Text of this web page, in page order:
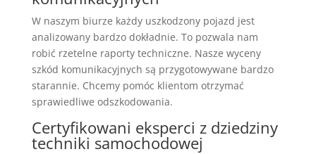
W naszym biurze każdy uszkodzony pojazd jest
analizowany bardzo dokładnie. To pozwala nam
robić rzetelne raporty techniczne. Nasze wyceny
szkód komunikacyjnych są przygotowywane bardzo
starannie. Chcemy pomóc klientom otrzymać
sprawiedliwe odszkodowania.
Certyfikowani eksperci z dziedziny
techniki samochodowej